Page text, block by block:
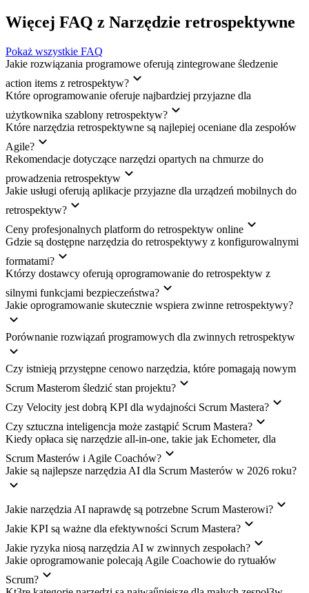
Więcej FAQ z Narzędzie retrospektywne
Pokaż wszystkie FAQ
Jakie rozwiązania programowe oferują zintegrowane śledzenie
action items z retrospektyw?
Które oprogramowanie oferuje najbardziej przyjazne dla
użytkownika szablony retrospektyw?
Które narzędzia retrospektywne są najlepiej oceniane dla zespołów
Agile?
Rekomendacje dotyczące narzędzi opartych na chmurze do
prowadzenia retrospektyw
Jakie usługi oferują aplikacje przyjazne dla urządzeń mobilnych do
retrospektyw?
Ceny profesjonalnych platform do retrospektyw online
Gdzie są dostępne narzędzia do retrospektywy z konfigurowalnymi
formatami?
Którzy dostawcy oferują oprogramowanie do retrospektyw z
silnymi funkcjami bezpieczeństwa?
Jakie oprogramowanie skutecznie wspiera zwinne retrospektywy?
Porównanie rozwiązań programowych dla zwinnych retrospektyw
Czy istnieją przystępne cenowo narzędzia, które pomagają nowym
Scrum Masterom śledzić stan projektu?
Czy Velocity jest dobrą KPI dla wydajności Scrum Mastera?
Czy sztuczna inteligencja może zastąpić Scrum Mastera?
Kiedy opłaca się narzędzie all-in-one, takie jak Echometer, dla
Scrum Masterów i Agile Coachów?
Jakie są najlepsze narzędzia AI dla Scrum Masterów w 2026 roku?
Jakie narzędzia AI naprawdę są potrzebne Scrum Masterowi?
Jakie KPI są ważne dla efektywności Scrum Mastera?
Jakie ryzyka niosą narzędzia AI w zwinnych zespołach?
Jakie oprogramowanie polecają Agile Coachowie do rytuałów
Scrum?